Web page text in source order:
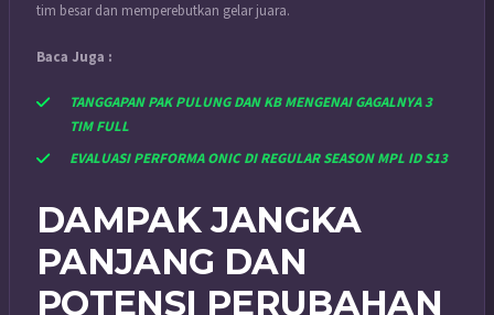
tim besar dan memperebutkan gelar juara.
Baca Juga :
TANGGAPAN PAK PULUNG DAN KB MENGENAI GAGALNYA 3
TIM FULL
EVALUASI PERFORMA ONIC DI REGULAR SEASON MPL ID S13
DAMPAK JANGKA
PANJANG DAN
POTENSI PERUBAHAN